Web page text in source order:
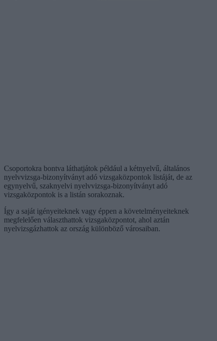
Csoportokra bontva láthatjátok például a kétnyelvű, általános
nyelvvizsga-bizonyítványt adó vizsgaközpontok listáját, de az
egynyelvű, szaknyelvi nyelvvizsga-bizonyítványt adó
vizsgaközpontok is a listán sorakoznak.
Így a saját igényeiteknek vagy éppen a követelményeiteknek
megfelelően választhattok vizsgaközpontot, ahol aztán
nyelvizsgázhattok az ország különböző városaiban.